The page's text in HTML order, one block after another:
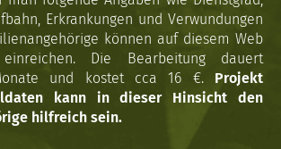
Erkrankungen und Verwundungen
können auf diesem Web
Die Bearbeitung dauert
und kostet cca 16 €. Projekt
kann in dieser Hinsicht den
hilfreich sein.